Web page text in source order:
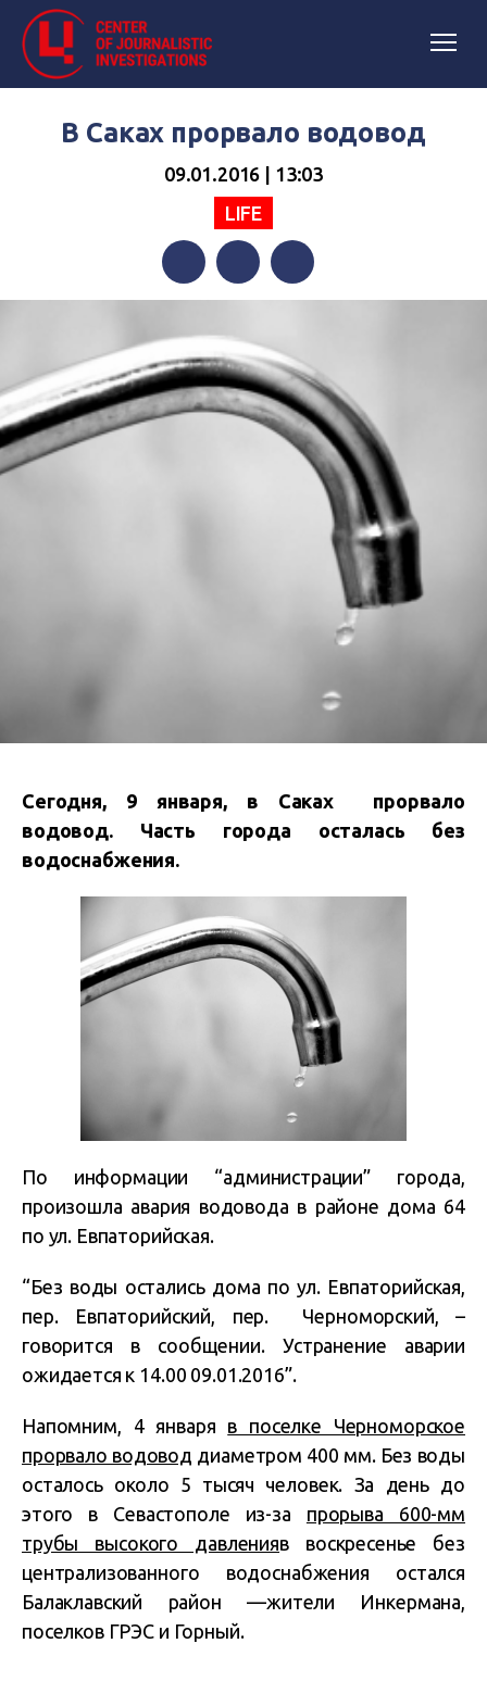
В Саках прорвало водовод
09.01.2016 | 13:03
LIFE
FacebookTwitterTelegram
Сегодня, 9 января, в Саках прорвало
водовод. Часть города осталась без
водоснабжения.
По информации “администрации” города,
произошла авария водовода в районе дома 64
по ул. Евпаторийская.
“Без воды остались дома по ул. Евпаторийская,
пер. Евпаторийский, пер. Черноморский, –
говорится в сообщении. Устранение аварии
ожидается к 14.00 09.01.2016”.
Напомним, 4 января в поселке Черноморское
прорвало водовод диаметром 400 мм. Без воды
осталось около 5 тысяч человек. За день до
этого в Севастополе из-за прорыва 600-мм
трубы высокого давленияв воскресенье без
централизованного водоснабжения остался
Балаклавский район —жители Инкермана,
поселков ГРЭС и Горный.